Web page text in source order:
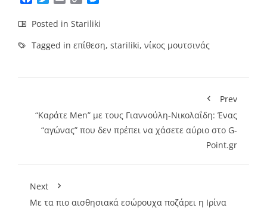
Posted in Stariliki
Tagged in επίθεση, stariliki, νίκος μουτσινάς
Prev
“Καράτε Men” με τους Γιαννούλη-Νικολαΐδη: Ένας
“αγώνας” που δεν πρέπει να χάσετε αύριο στο G-
Point.gr
Next
Με τα πιο αισθησιακά εσώρουχα ποζάρει η Ιρίνα